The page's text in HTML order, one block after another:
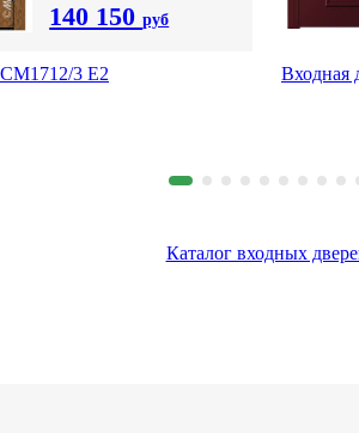
140 150руб
CМ1712/3 Е2 Входная
Каталог входных